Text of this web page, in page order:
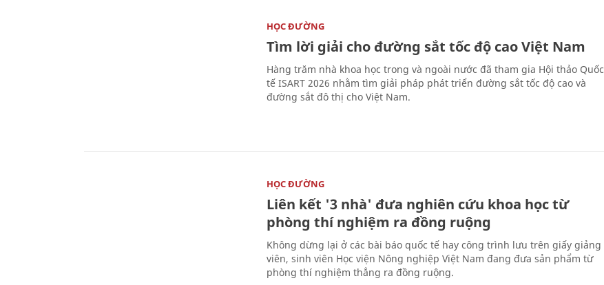
HỌC ĐƯỜNG
Tìm lời giải cho đường sắt tốc độ cao Việt Nam
Hàng trăm nhà khoa học trong và ngoài nước đã tham gia Hội thảo Quốc
tế ISART 2026 nhằm tìm giải pháp phát triển đường sắt tốc độ cao và
đường sắt đô thị cho Việt Nam.
HỌC ĐƯỜNG
Liên kết '3 nhà' đưa nghiên cứu khoa học từ
phòng thí nghiệm ra đồng ruộng
Không dừng lại ở các bài báo quốc tế hay công trình lưu trên giấy giảng
viên, sinh viên Học viện Nông nghiệp Việt Nam đang đưa sản phẩm từ
phòng thí nghiệm thẳng ra đồng ruộng.